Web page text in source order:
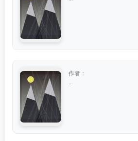
作者：